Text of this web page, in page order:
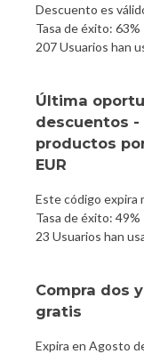
Descuento es
Tasa de éxito: 63%
207 Usuarios han
Última
descuentos
productos
EUR
Este código expira
Tasa de éxito: 49%
23 Usuarios han
Compra dos
gratis
Expira en Agosto